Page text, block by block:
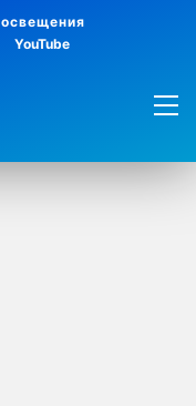
YouTube